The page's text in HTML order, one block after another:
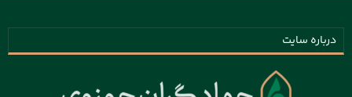
درباره سایت